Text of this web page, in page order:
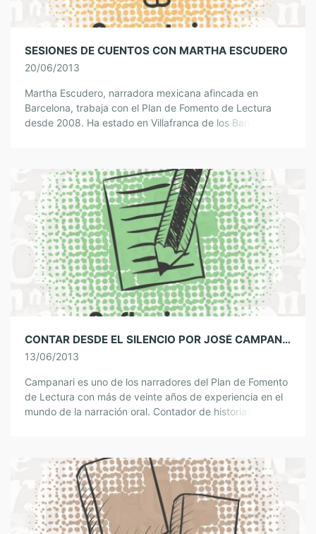
SESIONES DE CUENTOS CON MARTHA ESCUDERO
20/06/2013
Martha Escudero, narradora mexicana afincada en
Barcelona, trabaja con el Plan de Fomento de Lectura
desde 2008. Ha estado en Villafranca de los Barros, Los
CONTAR DESDE EL SILENCIO POR JOSÉ CAMPANARI
13/06/2013
Campanari es uno de los narradores del Plan de Fomento
de Lectura con más de veinte años de experiencia en el
mundo de la narración oral. Contador de historias,